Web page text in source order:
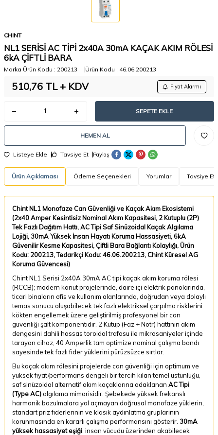
CHINT
NL1 SERİSİ AC TİPİ 2x40A 30mA KAÇAK AKIM RÖLESİ
6kA ÇİFTLİ BARA
Marka Ürün Kodu : 200213 Ürün Kodu : 46.06.200213
510,76 TL + KDV Fiyat Alarmı
SEPETE EKLE
HEMEN AL
Listeye Ekle Tavsiye Et Paylaş
Ürün Açıklaması Ödeme Seçenekleri Yorumlar Tavsiye Et
Chint NL1 Monofaze Can Güvenliği ve Kaçak Akım Ekosistemi
(2x40 Amper Kesintisiz Nominal Akım Kapasitesi, 2 Kutuplu (2P)
Tek Fazlı Dağıtım Hattı, AC Tipi Saf Sinüzoidal Kaçak Algılama
Lojiği, 30mA Yüksek İnsan Hayatı Koruma Hassasiyeti, 6kA
Güvenilir Kesme Kapasitesi, Çiftli Bara Bağlantı Kolaylığı, Ürün
Kodu: 200213, Tedarikçi Kodu: 46.06.200213, Chint Küresel AG
Koruma Güvencesi)
Chint NL1 Serisi 2x40A 30mA AC tipi kaçak akım koruma rölesi
(RCCB); modern konut projelerinde, daire içi elektrik panolarında,
ticari binaların ofis ve kullanım alanlarında, doğrudan veya dolaylı
temas sonucu oluşabilecek tek fazlı elektriksel çarpılma risklerini
kökten engellemek üzere geliştirilmiş profesyonel bir can
güvenliği şalt komponentidir. 2 Kutup (Faz + Nötr) hattının akım
dengesini dahili hassas toroidal trafosu ile mikrosaniyeler içinde
tarayan cihaz, 40 Amperlik tam optimize nominal çalışma bandı
sayesinde tek fazlı fider yüklerini pürüzsüzce sırtlar.
Bu kaçak akım rölesini projelerde can güvenliği için optimum ve
yüksek fiyat/performans dengeli bir tercih kılan temel üstünlüğü,
saf sinüzoidal alternatif akım kaçaklarına odaklanan AC Tipi
(Type AC)algılama mimarisidir. Şebekede yüksek frekanslı
harmonik bozulmalara yol açmayan doğrusal monofaze yüklerin,
standart priz fiderlerinin ve klasik aydınlatma gruplarının
korunmasında en kararlı çalışma performansını gösterir. 30mA
yüksek hassasiyet eşiği , insan vücudu üzerinden akabilecek